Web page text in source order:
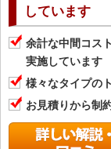
しています
余計な中間コス
実施しています
様々なタイプの
お見積りから制